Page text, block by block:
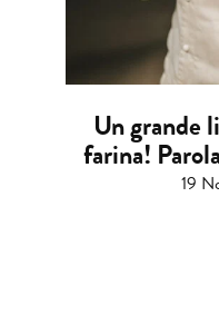
Un grande
farina!
19